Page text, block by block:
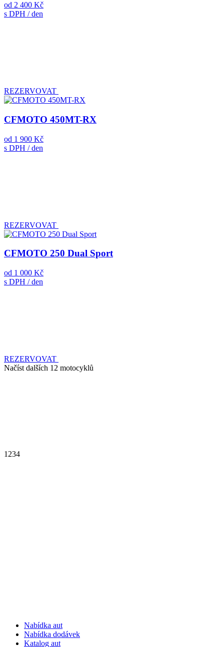
od 2 400 Kč
s DPH / den
REZERVOVAT
CFMOTO 450MT-RX
od 1 900 Kč
s DPH / den
REZERVOVAT
CFMOTO 250 Dual Sport
od 1 000 Kč
s DPH / den
REZERVOVAT
Načíst dalších 12 motocyklů
1 234
Nabídka aut
Nabídka dodávek
Katalog aut